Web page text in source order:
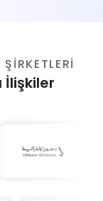
İlişkiler